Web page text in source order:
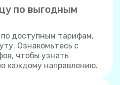
по выгодным
доступным тарифам,
Ознакомьтесь с
чтобы узнать
каждому направлению.